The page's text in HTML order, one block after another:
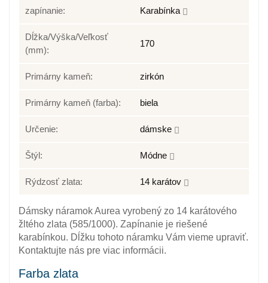
zapínanie: Karabínka
Dĺžka/Výška/Veľkosť
(mm):
170
Primárny kameň: zirkón
Primárny kameň (farba): biela
Určenie: dámske
Štýl: Módne
Rýdzosť zlata: 14 karátov
Dámsky náramok Aurea vyrobený zo 14 karátového
žltého zlata (585/1000). Zapínanie je riešené
karabínkou. Dĺžku tohoto náramku Vám vieme upraviť.
Kontaktujte nás pre viac informácii.
Farba zlata